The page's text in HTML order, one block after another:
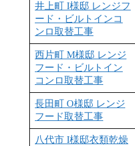
井上町 I様邸 レンジフ
ード・ビルトインコ
ンロ取替工事
西片町 M様邸 レンジ
フード・ビルトイン
コンロ取替工事
長田町 O様邸 レンジ
フード取替工事
八代市 I様邸衣類乾燥